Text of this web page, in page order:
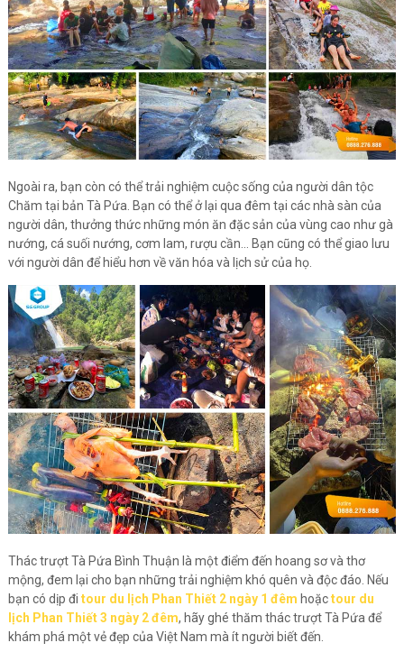
Ngoài ra, bạn còn có thể trải nghiệm cuộc sống của người dân tộc
Chăm tại bản Tà Pứa. Bạn có thể ở lại qua đêm tại các nhà sàn của
người dân, thưởng thức những món ăn đặc sản của vùng cao như gà
nướng, cá suối nướng, cơm lam, rượu cần... Bạn cũng có thể giao lưu
với người dân để hiểu hơn về văn hóa và lịch sử của họ.
Thác trượt Tà Pứa Bình Thuận là một điểm đến hoang sơ và thơ
mộng, đem lại cho bạn những trải nghiệm khó quên và độc đáo. Nếu
bạn có dịp đi tour du lịch Phan Thiết 2 ngày 1 đêm hoặctour du
lịch Phan Thiết 3 ngày 2 đêm, hãy ghé thăm thác trượt Tà Pứa để
khám phá một vẻ đẹp của Việt Nam mà ít người biết đến.